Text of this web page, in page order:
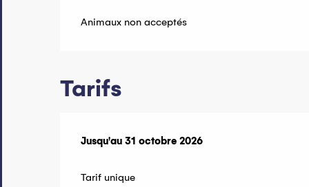
Animaux non acceptés
Tarifs
Du1 mai 2026au31 octobre 2026
Jusqu'au 31 octobre 2026
Tarif unique